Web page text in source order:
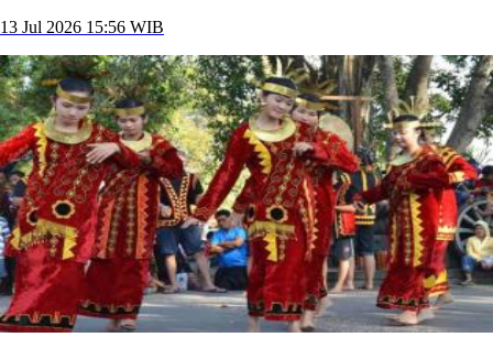
13 Jul 2026 15:56 WIB